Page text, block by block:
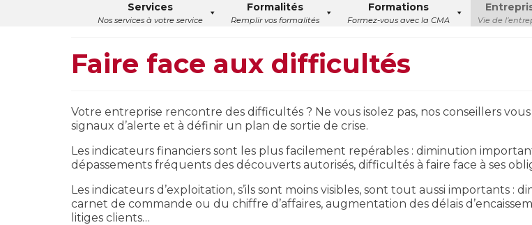
Services
Nos services à votre service
Formalités
Remplir vos formalités
Formations
Formez-vous avec la CMA Vie de
Faire face aux difficultés
Votre entreprise rencontre des difficultés ? Ne vous isolez pas, nos conseillers
signaux d’alerte et à définir un plan de sortie de crise.
Les indicateurs financiers sont les plus facilement repérables : diminution
dépassements fréquents des découverts autorisés, difficultés à faire face à ses
Les indicateurs d’exploitation, s’ils sont moins visibles, sont tout aussi importants :
carnet de commande ou du chiffre d’affaires, augmentation des délais
litiges clients…